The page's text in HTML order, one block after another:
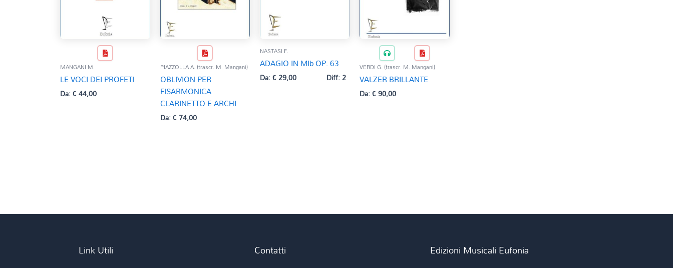
MANGANI M.
LE VOCI DEI PROFETI
Da:€44,00
PIAZZOLLA A. (trascr. M. Mangani)
OBLIVION PER
FISARMONICA
CLARINETTO E ARCHI
Da:€74,00
NASTASI F.
ADAGIO IN MIb OP. 63
Da:€29,00 Diff: 2
VERDI G. (trascr. M. Mangani)
VALZER BRILLANTE
Da:€90,00
Link Utili Contatti Edizioni Musicali Eufonia